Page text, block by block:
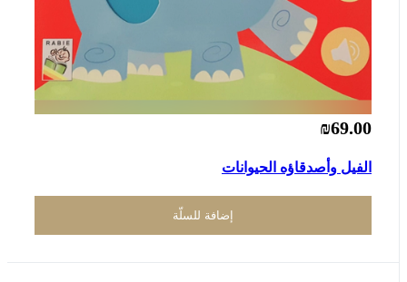
₪69.00
الفيل وأصدقاؤه الحيوانات
إضافة للسلّة